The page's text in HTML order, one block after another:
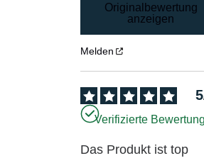
Originalbewertung
anzeigen
Melden
5
Verifizierte
Das Produkt ist top